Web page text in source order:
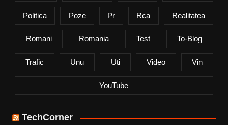
Politica Poze Pr Rca Realitatea
Romani Romania Test To-Blog
Trafic Unu Uti Video Vin
YouTube
TechCorner